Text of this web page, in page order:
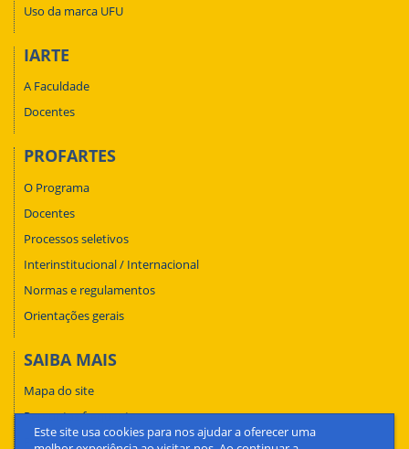
Este site usa cookies para nos ajudar a oferecer uma
Uso da marca UFU
IARTE
A Faculdade
Docentes
PROFARTES
O Programa
Docentes
Processos seletivos
Interinstitucional / Internacional
Normas e regulamentos
Orientações gerais
SAIBA MAIS
Mapa do site
Perguntas frequentes
Fale conosco